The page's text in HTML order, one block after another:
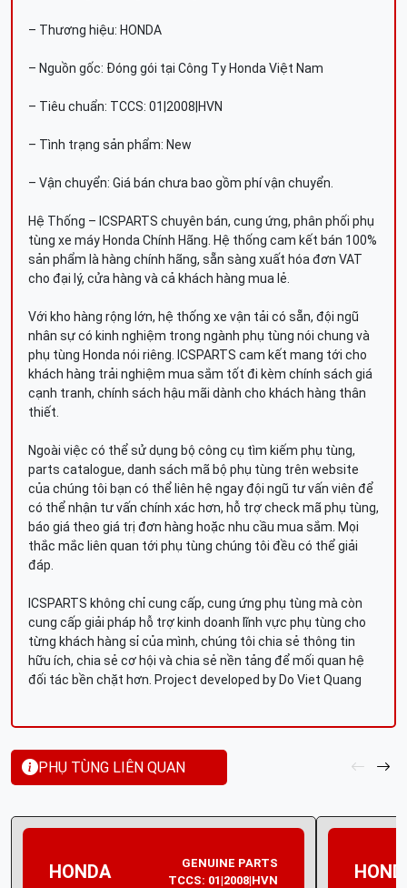
– Thương hiệu: HONDA
– Nguồn gốc: Đóng gói tại Công Ty Honda Việt Nam
– Tiêu chuẩn: TCCS: 01|2008|HVN
– Tình trạng sản phẩm: New
– Vận chuyển: Giá bán chưa bao gồm phí vận chuyển.
Hệ Thống – ICSPARTS chuyên bán, cung ứng, phân phối phụ
tùng xe máy Honda Chính Hãng. Hệ thống cam kết bán 100%
sản phẩm là hàng chính hãng, sẵn sàng xuất hóa đơn VAT
cho đại lý, cửa hàng và cả khách hàng mua lẻ.
Với kho hàng rộng lớn, hệ thống xe vận tải có sẵn, đội ngũ
nhân sự có kinh nghiệm trong ngành phụ tùng nói chung và
phụ tùng Honda nói riêng. ICSPARTS cam kết mang tới cho
khách hàng trải nghiệm mua sắm tốt đi kèm chính sách giá
cạnh tranh, chính sách hậu mãi dành cho khách hàng thân
thiết.
Ngoài việc có thể sử dụng bộ công cụ tìm kiếm phụ tùng,
parts catalogue, danh sách mã bộ phụ tùng trên website
của chúng tôi bạn có thể liên hệ ngay đội ngũ tư vấn viên để
có thể nhận tư vấn chính xác hơn, hỗ trợ check mã phụ tùng,
báo giá theo giá trị đơn hàng hoặc nhu cầu mua sắm. Mọi
thắc mắc liên quan tới phụ tùng chúng tôi đều có thể giải
đáp.
ICSPARTS không chỉ cung cấp, cung ứng phụ tùng mà còn
cung cấp giải pháp hỗ trợ kinh doanh lĩnh vực phụ tùng cho
từng khách hàng sỉ của mình, chúng tôi chia sẻ thông tin
hữu ích, chia sẻ cơ hội và chia sẻ nền tảng để mối quan hệ
đối tác bền chặt hơn. Project developed by Do Viet Quang
PHỤ TÙNG LIÊN QUAN
HONDA
GENUINE PARTS
TCCS: 01|2008|HVN